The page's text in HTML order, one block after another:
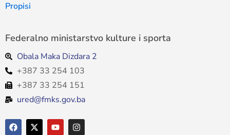
Propisi
Federalno ministarstvo kulture i sporta
Obala Maka Dizdara 2
+387 33 254 103
+387 33 254 151
ured@fmks.gov.ba